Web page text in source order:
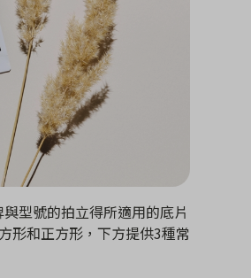
型號的拍立得所適用的底片
形和正方形，下方提供3種常